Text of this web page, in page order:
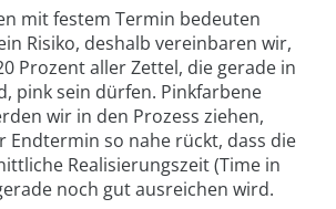
mit festem Termin bedeuten
Risiko, deshalb vereinbaren wir,
Prozent aller Zettel, die gerade in
pink sein dürfen. Pinkfarbene
wir in den Prozess ziehen,
Endtermin so nahe rückt, dass die
Realisierungszeit (Time in
noch gut ausreichen wird.